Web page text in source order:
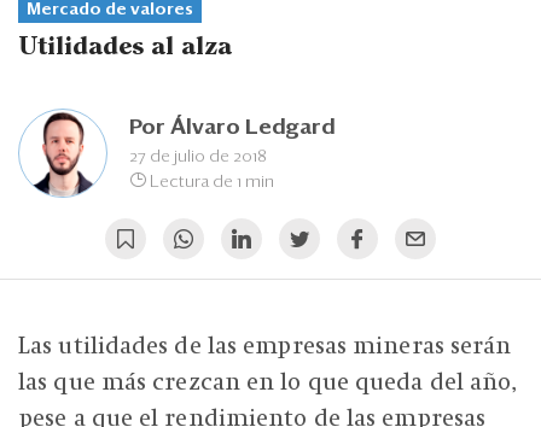
Economía y Finanzas
Eventos
Blogs
Ranking CEO
Mercado de valores
Utilidades al alza
Por Álvaro Ledgard
27 de julio de 2018
Lectura de 1 min
Las utilidades de las empresas mineras serán
las que más crezcan en lo que queda del año,
pese a que el rendimiento de las empresas